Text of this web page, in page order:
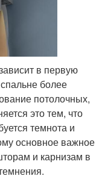
в первую
более
потолочных,
это тем, что
темнота и
основное важное
и карнизам в